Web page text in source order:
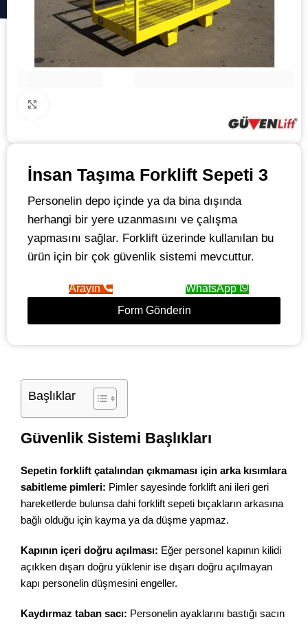
İnsan Taşıma Forklift Sepeti 3
Personelin depo içinde ya da bina dışında
herhangi bir yere uzanmasını ve çalışma
yapmasını sağlar. Forklift üzerinde kullanılan bu
ürün için bir çok güvenlik sistemi mevcuttur.
Arayın
WhatsApp
Form Gönderin
Başlıklar
Güvenlik Sistemi Başlıkları
Sepetin forklift çatalından çıkmaması için arka kısımlara
sabitleme pimleri: Pimler sayesinde forklift ani ileri geri
hareketlerde bulunsa dahi forklift sepeti bıçakların arkasına
bağlı olduğu için kayma ya da düşme yapmaz.
Kapının içeri doğru açılması: Eğer personel kapının kilidi
açıkken dışarı doğru yüklenir ise dışarı doğru açılmayan
kapı personelin düşmesini engeller.
Kaydırmaz taban sacı: Personelin ayaklarını bastığı sacın